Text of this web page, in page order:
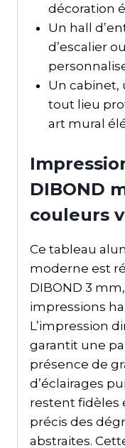
décoration
Un hall
d’escalier
Un cabinet,
tout lieu
art mural
DIBOND
couleurs
Ce tableau
moderne est
DIBOND 3
impressions
L’impression
garantit une
présence de
d’éclairages
restent fidèles
précis des
abstraites.